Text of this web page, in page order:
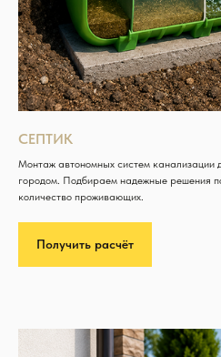
СЕПТИК
Монтаж автономных систем канализации
городом. Подбираем надежные решения
количество проживающих.
Получить расчёт